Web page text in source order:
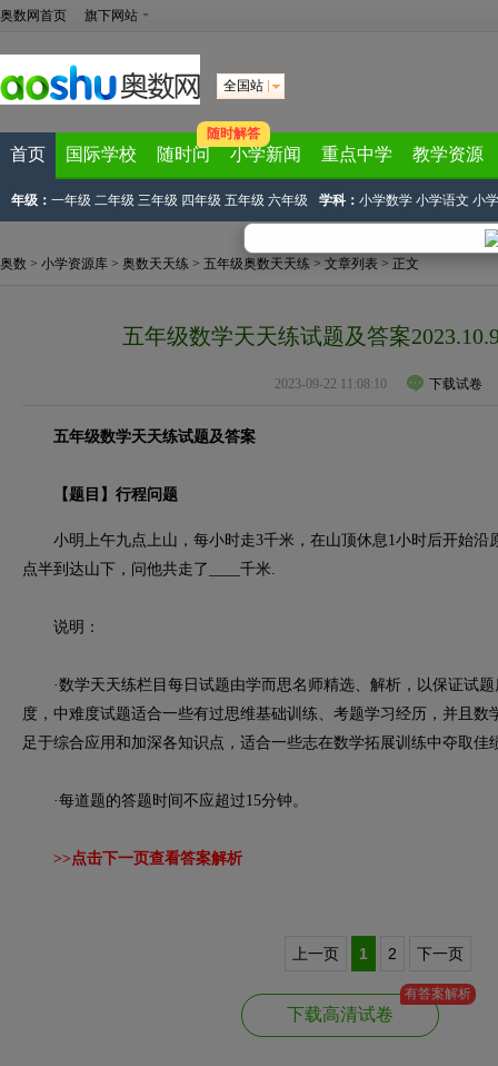
奥数网首页 旗下网站
全国站
首页 国际学校 随时问
随时解答
小学新闻 重点中学 教学资源
年级： 一年级 二年级 三年级 四年级 五年级 六年级 学科： 小学数学 小学语文 小
奥数 > 小学资源库 > 奥数天天练 > 五年级奥数天天练 > 文章列表 > 正文
五年级数学天天练试题及答案
2023-09-22 11:08:10 下载试卷
五年级数学天天练试题及答案
【题目】行程问题
小明上午九点上山，每小时走3千米，在山顶休息1小时后开始沿
点半到达山下，问他共走了____千米.
说明：
·数学天天练栏目每日试题由学而思名师精选、解析，以保证试题
度，中难度试题适合一些有过思维基础训练、考题学习经历，并且数
足于综合应用和加深各知识点，适合一些志在数学拓展训练中夺取佳
·每道题的答题时间不应超过15分钟。
>>点击下一页查看答案解析
上一页 1 2 下一页
下载高清试卷
有答案解析